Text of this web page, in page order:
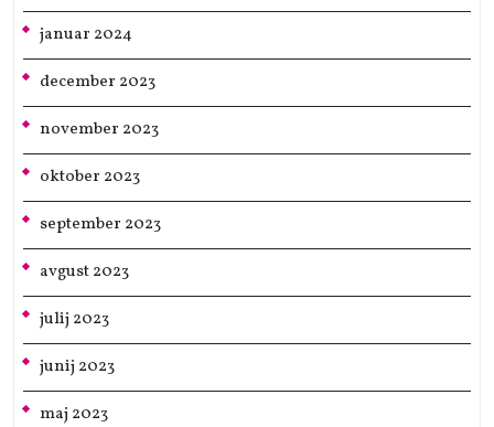
januar 2024
december 2023
november 2023
oktober 2023
september 2023
avgust 2023
julij 2023
junij 2023
maj 2023